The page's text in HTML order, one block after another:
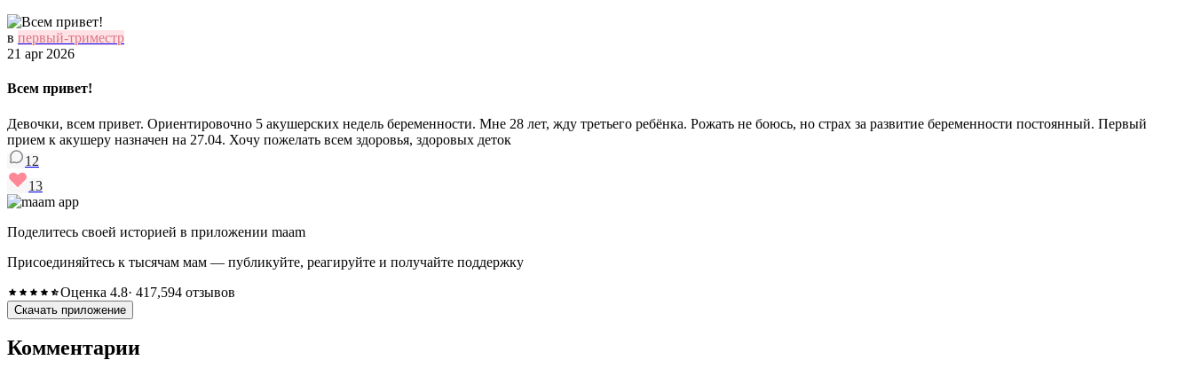
в первый-триместр
21 apr 2026
Всем привет!
Девочки, всем привет. Ориентировочно 5 акушерских недель беременности. Мне 28 лет, жду третьего ребёнка. Рожать не боюсь, но страх за развитие беременности постоянный. Первый
прием к акушеру назначен на 27.04. Хочу пожелать всем здоровья, здоровых деток
12
13
Поделитесь своей историей в приложении maam
Присоединяйтесь к тысячам мам — публикуйте, реагируйте и получайте поддержку
Оценка 4.8· 417,594 отзывов
Скачать приложение
Комментарии